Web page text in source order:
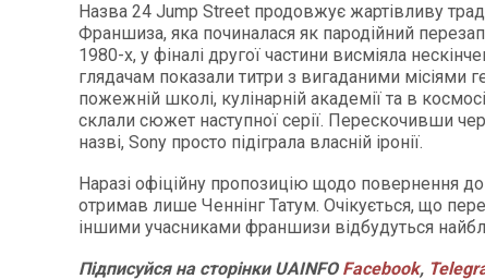
Назва 24 Jump Street продовжує жартівливу
Франшиза, яка починалася як пародійний
1980-х, у фіналі другої частини висміяла
глядачам показали титри з вигаданими місіями
пожежній школі, кулінарній академії та в
склали сюжет наступної серії. Перескочивши
назві, Sony просто підіграла власній іронії.
Наразі офіційну пропозицію щодо повернення
отримав лише Ченнінг Татум. Очікується, що
іншими учасниками франшизи відбудуться
ПідписуйсянасторінкиUAINFO Facebook,